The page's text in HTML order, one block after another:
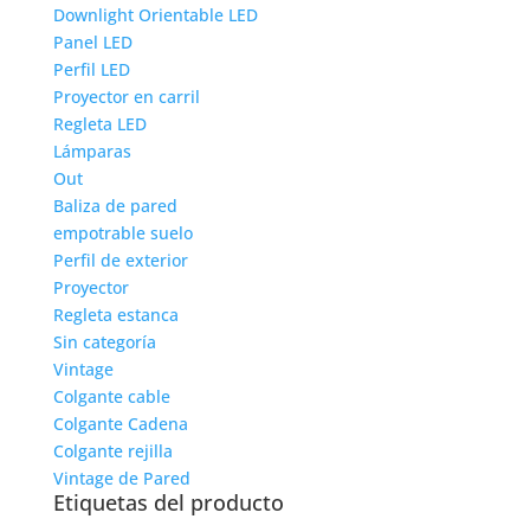
Downlight Orientable LED
Panel LED
Perfil LED
Proyector en carril
Regleta LED
Lámparas
Out
Baliza de pared
empotrable suelo
Perfil de exterior
Proyector
Regleta estanca
Sin categoría
Vintage
Colgante cable
Colgante Cadena
Colgante rejilla
Vintage de Pared
Etiquetas del producto